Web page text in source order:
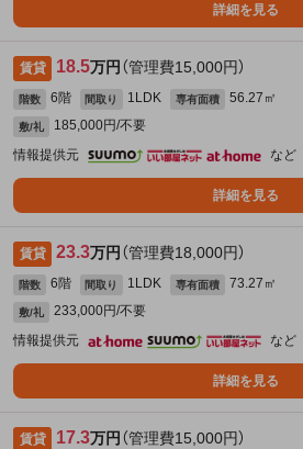
詳細を見る
賃貸 18.5万円 （管理費15,000円）
階数 6階 間取り 1LDK 専有面積 56.27㎡
敷/礼
185,000円/不要
情報提供元
など
詳細を見る
賃貸 23.3万円 （管理費18,000円）
階数 6階 間取り 1LDK 専有面積 73.27㎡
敷/礼
233,000円/不要
情報提供元
など
詳細を見る
賃貸 17.3万円 （管理費15,000円）